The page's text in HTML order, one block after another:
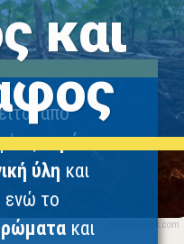
και
από
νερόκαι
ύλη και
ενώ το
και